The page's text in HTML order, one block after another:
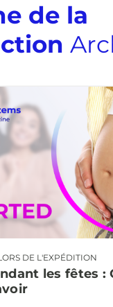
de la
DE L'EXPÉDITION
les fêtes :